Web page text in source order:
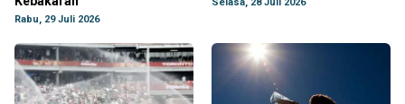
Rabu, 29 Juli 2026